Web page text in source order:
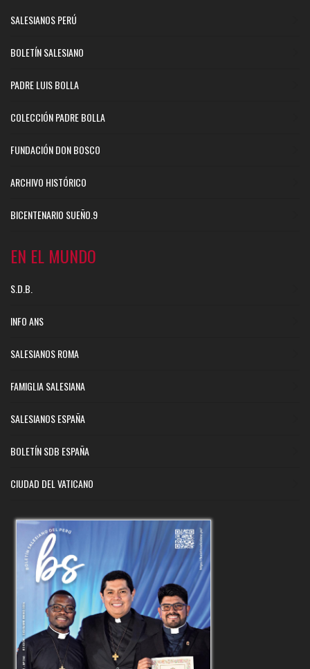
SALESIANOS PERÚ
BOLETÍN SALESIANO
PADRE LUIS BOLLA
COLECCIÓN PADRE BOLLA
FUNDACIÓN DON BOSCO
ARCHIVO HISTÓRICO
BICENTENARIO SUEÑO.9
EN EL MUNDO
S.D.B.
INFO ANS
SALESIANOS ROMA
FAMIGLIA SALESIANA
SALESIANOS ESPAÑA
BOLETÍN SDB ESPAÑA
CIUDAD DEL VATICANO